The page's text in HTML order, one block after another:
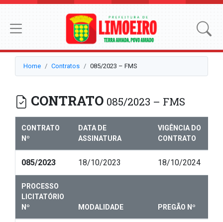
Home Contratos 085/2023 – FMS
CONTRATO 085/2023 – FMS
CONTRATO
Nº
DATA DE
ASSINATURA
VIGÊNCIA DO
CONTRATO
085/2023 18/10/2023 18/10/2024
PROCESSO
LICITATÓRIO
Nº
MODALIDADE PREGÃO Nº